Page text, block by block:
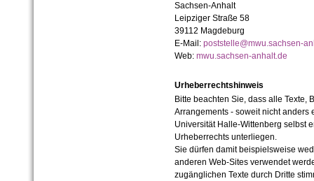
Sachsen-Anhalt
Leipziger Straße 58
39112 Magdeburg
E-Mail: poststelle@mwu.sachsen-
Web: mwu.sachsen-anhalt.de
Urheberrechtshinweis
Bitte beachten Sie, dass alle Texte,
Arrangements - soweit nicht anders
Universität Halle-Wittenberg selbst
Urheberrechts unterliegen.
Sie dürfen damit beispielsweise
anderen Web-Sites verwendet
zugänglichen Texte durch Dritte